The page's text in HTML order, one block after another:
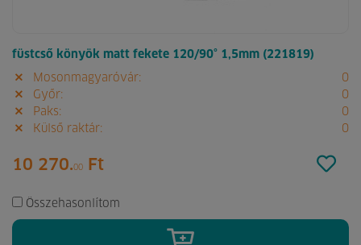
füstcső könyök matt fekete 120/90° 1,5mm (221819)
Mosonmagyaróvár:
0
Győr:
0
Paks:
0
Külső raktár:
0
10 270.00 Ft
Összehasonlítom